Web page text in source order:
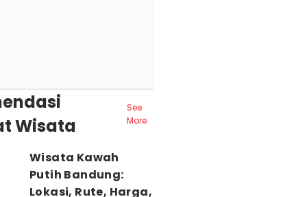
Wisata
See
More
Wisata Kawah
Putih Bandung:
Lokasi, Rute, Harga,